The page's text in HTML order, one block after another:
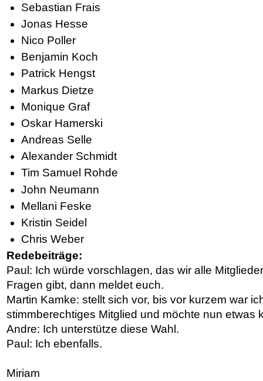
Sebastian Frais
Jonas Hesse
Nico Poller
Benjamin Koch
Patrick Hengst
Markus Dietze
Monique Graf
Oskar Hamerski
Andreas Selle
Alexander Schmidt
Tim Samuel Rohde
John Neumann
Mellani Feske
Kristin Seidel
Chris Weber
Redebeiträge:
Paul: Ich würde vorschlagen, das wir alle
Fragen gibt, dann meldet euch.
Martin Kamke: stellt sich vor, bis vor kurzem war
stimmberechtiges Mitglied und möchte nun etwas
Andre: Ich unterstütze diese Wahl.
Paul: Ich ebenfalls.
Miriam